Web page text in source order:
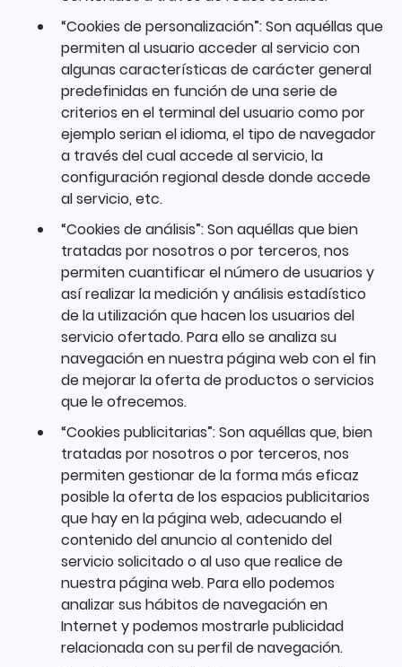
“Cookies de personalización”: Son aquéllas que
permiten al usuario acceder al servicio con
algunas características de carácter general
predefinidas en función de una serie de
criterios en el terminal del usuario como por
ejemplo serian el idioma, el tipo de navegador
a través del cual accede al servicio, la
configuración regional desde donde accede
al servicio, etc.
“Cookies de análisis”: Son aquéllas que bien
tratadas por nosotros o por terceros, nos
permiten cuantificar el número de usuarios y
así realizar la medición y análisis estadístico
de la utilización que hacen los usuarios del
servicio ofertado. Para ello se analiza su
navegación en nuestra página web con el fin
de mejorar la oferta de productos o servicios
que le ofrecemos.
“Cookies publicitarias”: Son aquéllas que, bien
tratadas por nosotros o por terceros, nos
permiten gestionar de la forma más eficaz
posible la oferta de los espacios publicitarios
que hay en la página web, adecuando el
contenido del anuncio al contenido del
servicio solicitado o al uso que realice de
nuestra página web. Para ello podemos
analizar sus hábitos de navegación en
Internet y podemos mostrarle publicidad
relacionada con su perfil de navegación.